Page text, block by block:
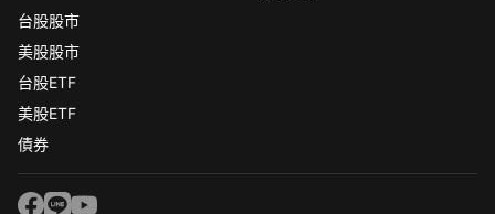
台股股市
美股股市
台股ETF
美股ETF
債券